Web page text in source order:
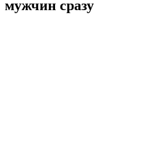
мужчин сразу